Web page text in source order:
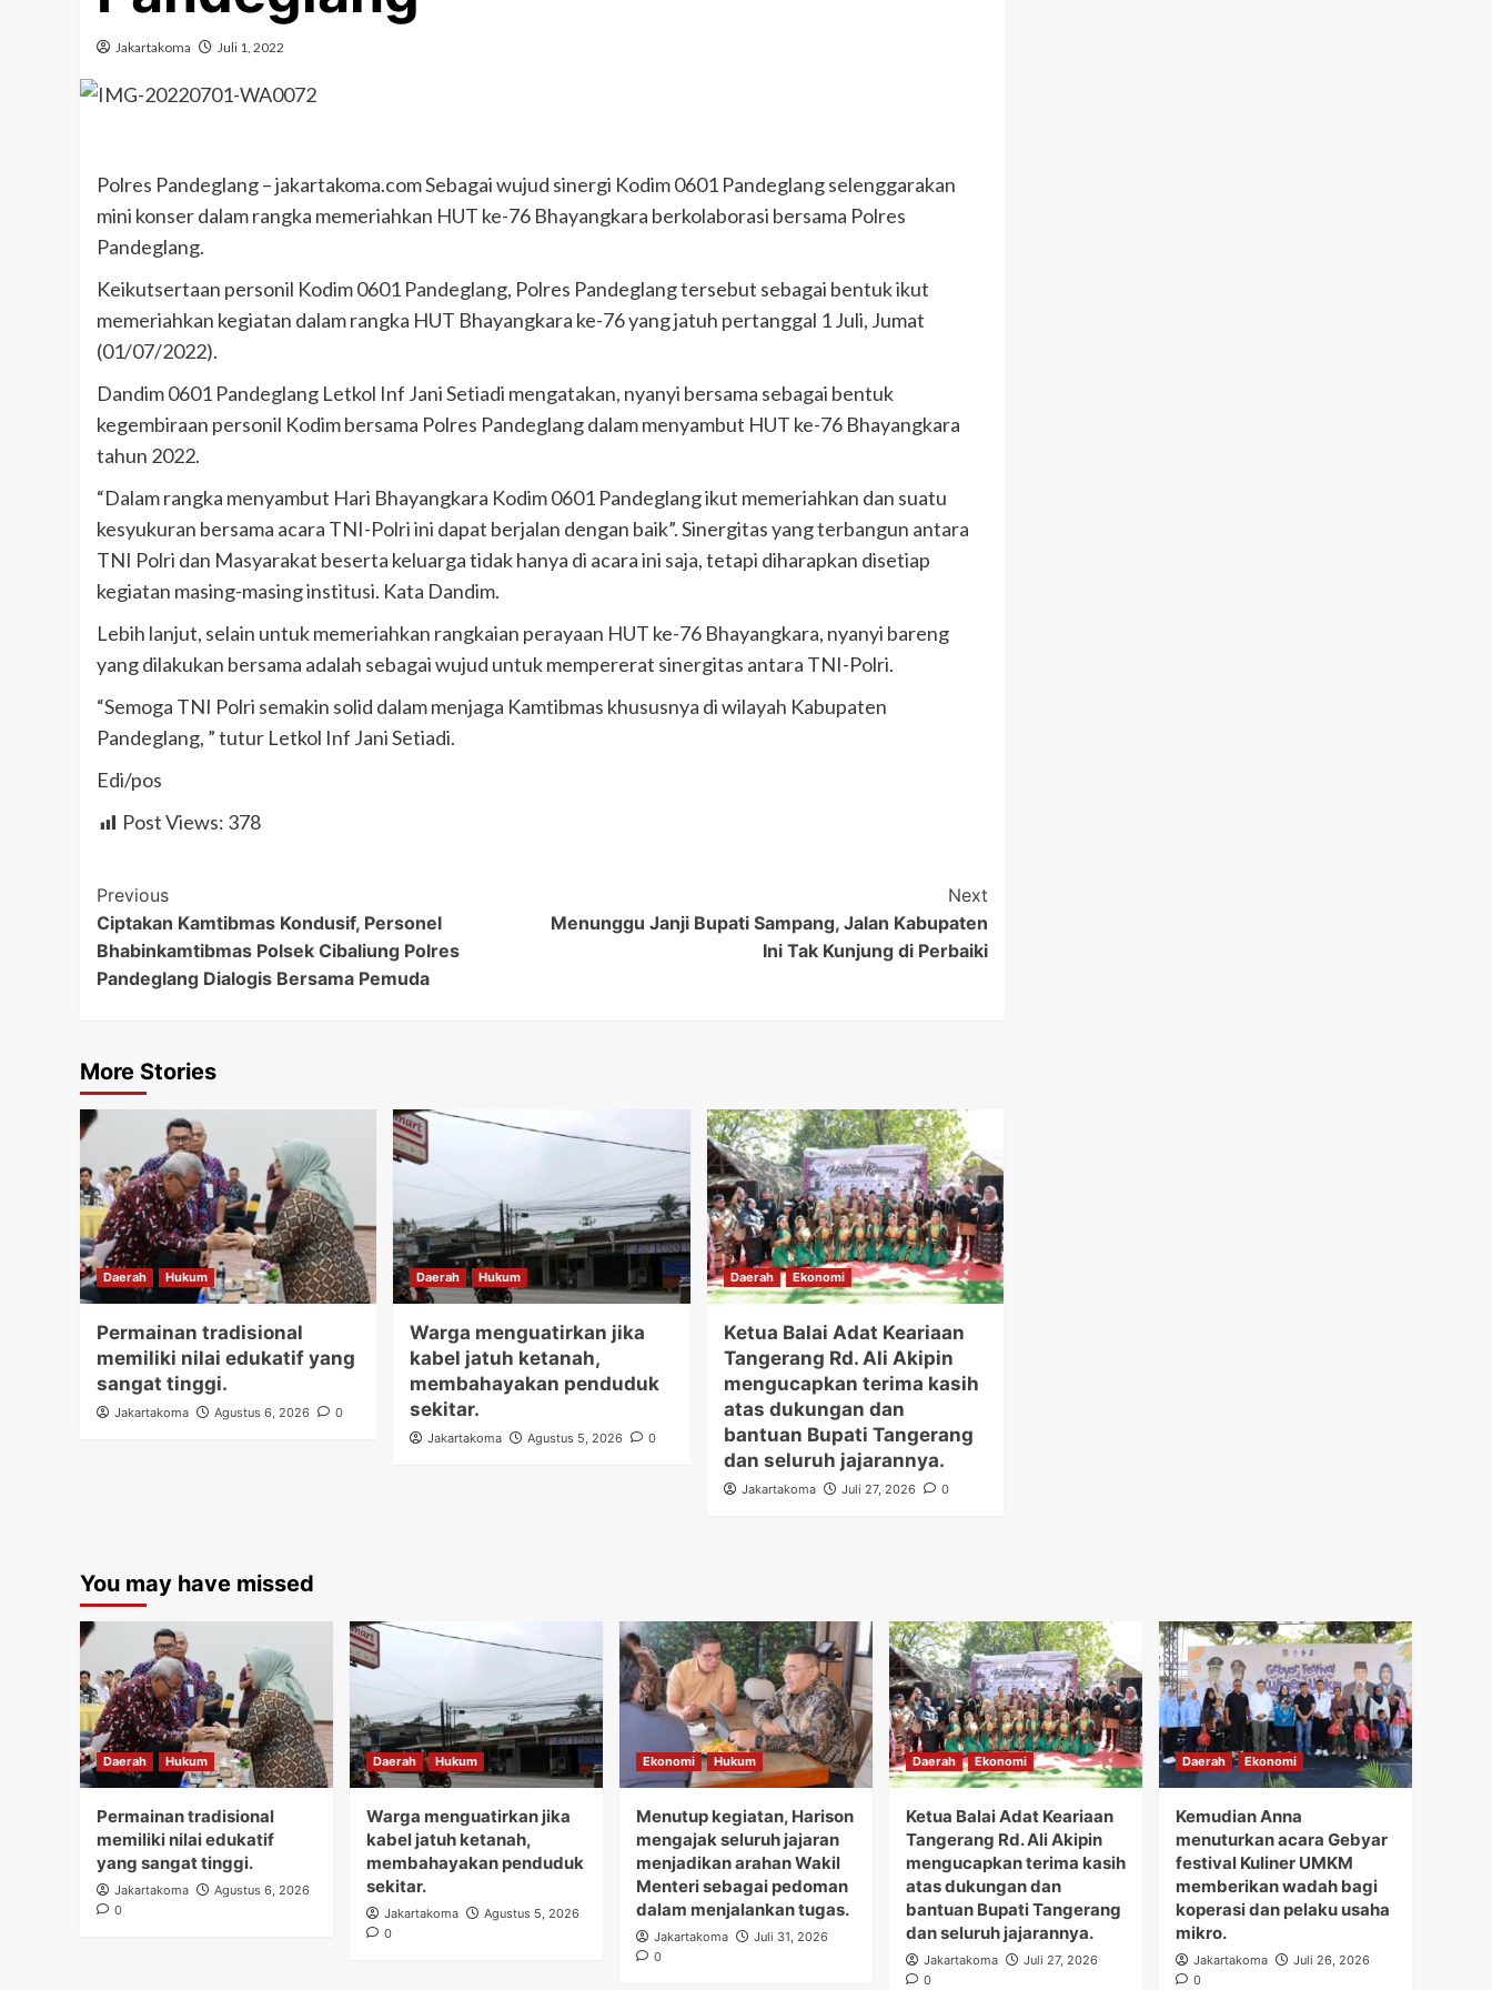
Jakartakoma Juli 1, 2022
Polres Pandeglang – jakartakoma.com Sebagai wujud sinergi Kodim 0601 Pandeglang selenggarakan
mini konser dalam rangka memeriahkan HUT ke-76 Bhayangkara berkolaborasi bersama Polres
Pandeglang.
Keikutsertaan personil Kodim 0601 Pandeglang, Polres Pandeglang tersebut sebagai bentuk ikut
memeriahkan kegiatan dalam rangka HUT Bhayangkara ke-76 yang jatuh pertanggal 1 Juli, Jumat
(01/07/2022).
Dandim 0601 Pandeglang Letkol Inf Jani Setiadi mengatakan, nyanyi bersama sebagai bentuk
kegembiraan personil Kodim bersama Polres Pandeglang dalam menyambut HUT ke-76 Bhayangkara
tahun 2022.
“Dalam rangka menyambut Hari Bhayangkara Kodim 0601 Pandeglang ikut memeriahkan dan suatu
kesyukuran bersama acara TNI-Polri ini dapat berjalan dengan baik”. Sinergitas yang terbangun antara
TNI Polri dan Masyarakat beserta keluarga tidak hanya di acara ini saja, tetapi diharapkan disetiap
kegiatan masing-masing institusi. Kata Dandim.
Lebih lanjut, selain untuk memeriahkan rangkaian perayaan HUT ke-76 Bhayangkara, nyanyi bareng
yang dilakukan bersama adalah sebagai wujud untuk mempererat sinergitas antara TNI-Polri.
“Semoga TNI Polri semakin solid dalam menjaga Kamtibmas khususnya di wilayah Kabupaten
Pandeglang, ” tutur Letkol Inf Jani Setiadi.
Edi/pos
Post Views: 378
Post
Navigation
Previous
Ciptakan Kamtibmas Kondusif, Personel
Bhabinkamtibmas Polsek Cibaliung Polres
Pandeglang Dialogis Bersama Pemuda
Next
Menunggu Janji Bupati Sampang, Jalan Kabupaten
Ini Tak Kunjung di Perbaiki
More Stories
Daerah Hukum
Permainan tradisional
memiliki nilai edukatif yang
sangat tinggi.
Jakartakoma Agustus 6, 2026 0
Daerah Hukum
Warga menguatirkan jika
kabel jatuh ketanah,
membahayakan penduduk
sekitar.
Jakartakoma Agustus 5, 2026 0
Daerah Ekonomi
Ketua Balai Adat Keariaan
Tangerang Rd. Ali Akipin
mengucapkan terima kasih
atas dukungan dan
bantuan Bupati Tangerang
dan seluruh jajarannya.
Jakartakoma Juli 27, 2026 0
You may have missed
Daerah Hukum
Permainan tradisional
memiliki nilai edukatif
yang sangat tinggi.
Jakartakoma
Agustus 6, 2026
0
Daerah Hukum
Warga menguatirkan jika
kabel jatuh ketanah,
membahayakan penduduk
sekitar.
Jakartakoma
Agustus 5, 2026
0
Ekonomi Hukum
Menutup kegiatan, Harison
mengajak seluruh jajaran
menjadikan arahan Wakil
Menteri sebagai pedoman
dalam menjalankan tugas.
Jakartakoma
Juli 31, 2026
0
Daerah Ekonomi
Ketua Balai Adat Keariaan
Tangerang Rd. Ali Akipin
mengucapkan terima kasih
atas dukungan dan
bantuan Bupati Tangerang
dan seluruh jajarannya.
Jakartakoma
Juli 27, 2026
0
Daerah Ekonomi
Kemudian Anna
menuturkan acara Gebyar
festival Kuliner UMKM
memberikan wadah bagi
koperasi dan pelaku usaha
mikro.
Jakartakoma
Juli 26, 2026
0